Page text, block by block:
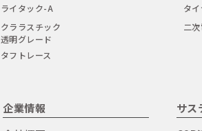
ライタック-A
クララスチック
透明グレード
タフトレース
タ
二
企業情報
サス